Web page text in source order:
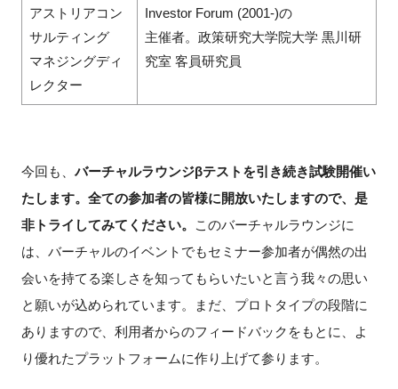
アストリアコン
サルティング
マネジングディ
レクター
Investor Forum (2001-)の
主催者。政策研究大学院大学 黒川研
究室 客員研究員
今回も、バーチャルラウンジβテストを引き続き試験開催い
たします。全ての参加者の皆様に開放いたしますので、是
非トライしてみてください。
このバーチャルラウンジに
は、バーチャルのイベントでもセミナー参加者が偶然の出
会いを持てる楽しさを知ってもらいたいと言う我々の思い
と願いが込められています。まだ、プロトタイプの段階に
ありますので、利用者からのフィードバックをもとに、よ
り優れたプラットフォームに作り上げて参ります。